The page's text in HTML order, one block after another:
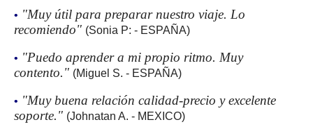
• "Muy útil para preparar nuestro viaje. Lo
recomiendo" (Sonia P: - ESPAÑA)
• "Puedo aprender a mi propio ritmo. Muy
contento." (Miguel S. - ESPAÑA)
• "Muy buena relación calidad-precio y excelente
soporte." (Johnatan A. - MEXICO)